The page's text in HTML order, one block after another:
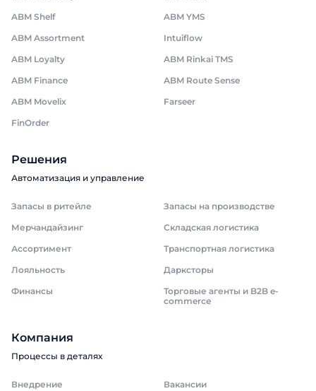
ABM Shelf
ABM YMS
ABM Assortment
Intuiflow
ABM Loyalty
ABM Rinkai TMS
ABM Finance
ABM Route Sense
ABM Movelix
Farseer
FinOrder
Решения
Автоматизация и управление
Запасы в ритейле
Запасы на производстве
Мерчандайзинг
Складская логистика
Ассортимент
Транспортная логистика
Лояльность
Дарксторы
Финансы
Торговые агенты и B2B e-
commerce
Компания
Процессы в деталях
Внедрение
Вакансии